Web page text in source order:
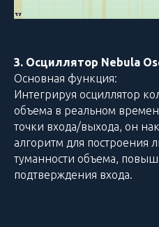
3. Осциллятор Nebula
Основная функция:
Интегрируя осциллятор
объема в реальном
точки входа/выхода, он
алгоритм для построения
туманности объема,
подтверждения входа.